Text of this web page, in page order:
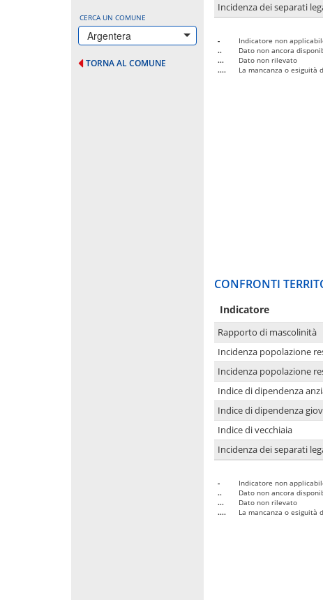
CERCA UN COMUNE
Argentera
TORNA AL COMUNE
Incidenza dei separati
-
Indicatore non
..
Dato non ancora
...
Dato non rilevato
....
La mancanza o esiguità
CONFRONTI
Indicatore
Rapporto di mascolinità
Incidenza popolazione
Incidenza popolazione
Indice di dipendenza
Indice di dipendenza
Indice di vecchiaia
Incidenza dei separati
-
Indicatore non
..
Dato non ancora
...
Dato non rilevato
....
La mancanza o esiguità